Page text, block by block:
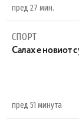
пред 27 мин.
СПОРТ
Салах е новиот
пред 51 минута